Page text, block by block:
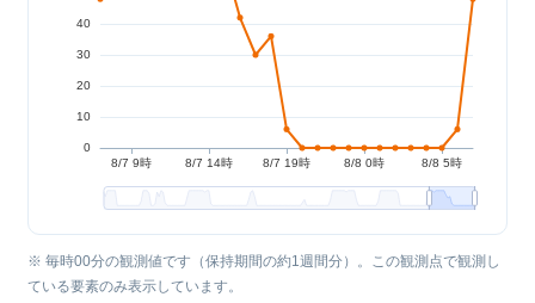
※ 毎時00分の観測値です（保持期間の約1週間分）。この観測点で観測し
ている要素のみ表示しています。